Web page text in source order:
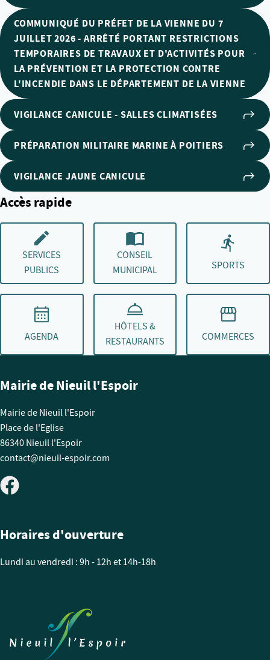
COMMUNIQUÉ DU PRÉFET DE LA VIENNE DU 7
JUILLET 2026 - ARRÊTÉ PORTANT RESTRICTIONS
TEMPORAIRES DE TRAVAUX ET D'ACTIVITÉS POUR
LA PRÉVENTION ET LA PROTECTION CONTRE
L'INCENDIE DANS LE DÉPARTEMENT DE LA VIENNE
VIGILANCE CANICULE - SALLES CLIMATISÉES
PRÉPARATION MILITAIRE MARINE À POITIERS
VIGILANCE JAUNE CANICULE
Accès rapide
SERVICES
PUBLICS
CONSEIL
MUNICIPAL
SPORTS
AGENDA
HÔTELS &
RESTAURANTS
COMMERCES
Mairie de Nieuil l'Espoir
Mairie de Nieuil l'Espoir
Place de l'Eglise
86340 Nieuil l'Espoir
contact@nieuil-espoir.com
Horaires d'ouverture
Lundi au vendredi : 9h - 12h et 14h-18h